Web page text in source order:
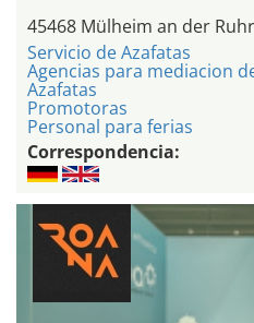
45468 Mülheim an der Ruhr
Servicio de Azafatas
Agencias para mediacion
Azafatas
Promotoras
Personal para ferias
Correspondencia: